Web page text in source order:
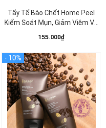
Tẩy Tế Bào Chết Home Peel
Kiểm Soát Mụn, Giảm Viêm Và
Exfo 30ml
155.000₫